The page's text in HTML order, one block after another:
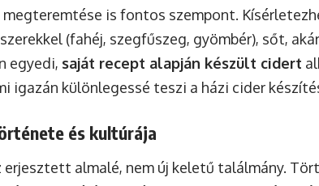
megteremtése is fontos szempont.
(fahéj, szegfűszeg, gyömbér), sőt,
egyedi, saját recept alapján készült cidert
igazán különlegessé teszi a házi cider
és kultúrája
erjesztett almalé, nem új keletű találmány.